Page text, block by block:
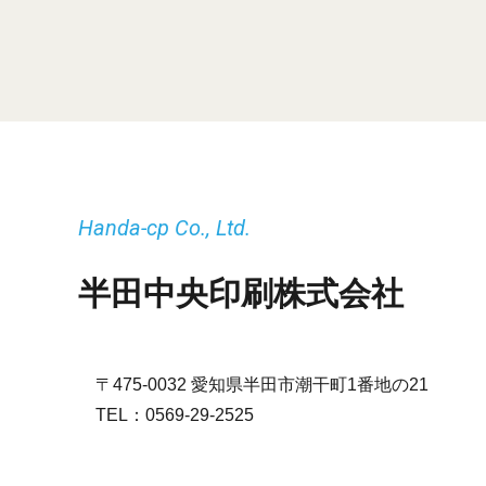
半田中央印刷株式会社
Handa-cp Co., Ltd.
〒475-0032 愛知県半田市潮干町1番地の21
TEL： 0569-29-2525